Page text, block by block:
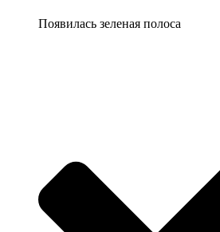
Появилась зеленая полоса